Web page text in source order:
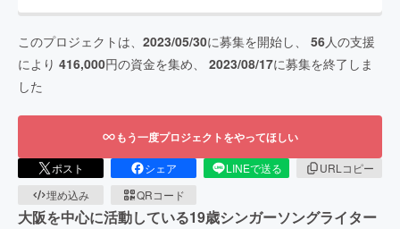
このプロジェクトは、 2023/05/30に募集を開始し、 56人の支援
により 416,000円の資金を集め、 2023/08/17に募集を終了しま
した
もう一度プロジェクトをやってほしい
ポスト シェア LINEで送る
URLコピー
埋め込み
QRコード
大阪を中心に活動している19歳シンガーソングライター